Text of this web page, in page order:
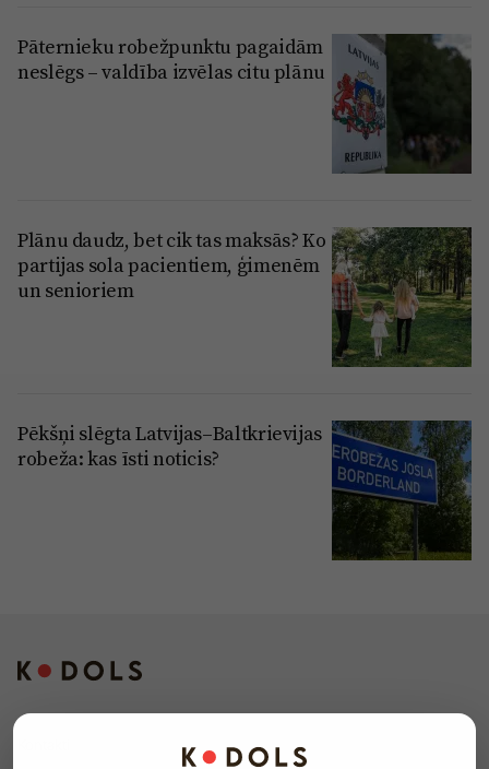
Pāternieku robežpunktu pagaidām
neslēgs – valdība izvēlas citu plānu
Plānu daudz, bet cik tas maksās? Ko
partijas sola pacientiem, ģimenēm
un senioriem
Pēkšņi slēgta Latvijas–Baltkrievijas
robeža: kas īsti noticis?